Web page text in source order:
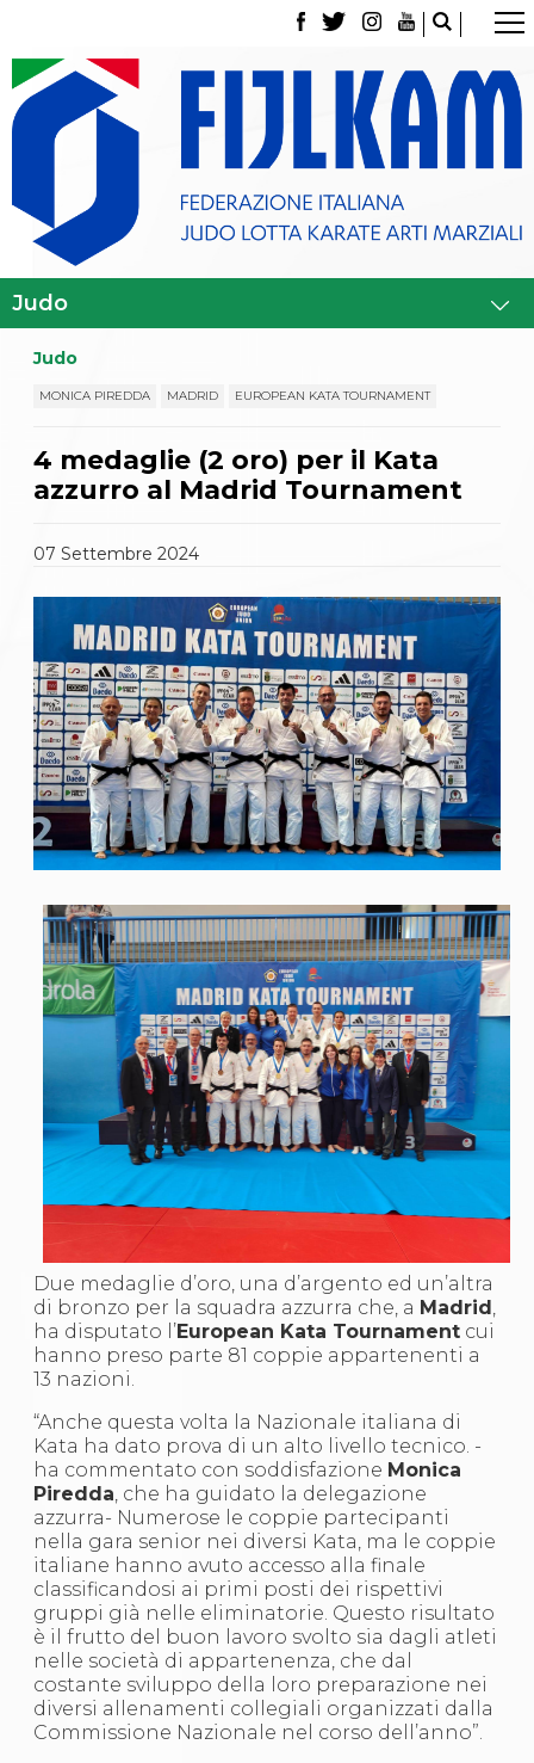
La Federazione
Tesseramento
Contatti
Norme e modulistica Affiliazioni e Tesseramenti
Classifica Società Sportive con più di 100 atleti
tesserati
Giustizia Sportiva
Partners
La disciplina
News
Lotta
La disciplina
News
Gare e Risultati
Attività Didattica
Albi Federali
Karate
La disciplina
News
Gare e Risultati
Attività Didattica
Albi Federali
Aikido
Ju Jitsu
Sumo
Capoeira
Grappling
BJJ
Pancrazio/Pankration
S'istrumpa
News
Calendario Attività
Difesa Personale MGA
News
Mappa del sito
Cerca
Contatti
News
Cookies Accept
Newsletter
Webinar
Corsi Monotematici
Corsi di Specializzazione
Corsi FIJLKAM-FISDIR
Corsi Preparatore Fisico
Edutraining class - Didattica infantile
Corso dirigenti sportivi
Corso Direttore di Gara
Abilitazioni
Sportello Fiscale
News
Modulistica
FAQ
Quesiti fiscali
Judo
MONICA PIREDDA MADRID EUROPEAN KATA TOURNAMENT
4 medaglie (2 oro) per il Kata
azzurro al Madrid Tournament
07Settembre2024
Due medaglie d’oro, una d’argento ed un’altra
di bronzo per la squadra azzurra che, a Madrid,
ha disputato l’European Kata Tournament cui
hanno preso parte 81 coppie appartenenti a
13 nazioni.
“Anche questa volta la Nazionale italiana di
Kata ha dato prova di un alto livello tecnico. -
ha commentato con soddisfazione Monica
Piredda, che ha guidato la delegazione
azzurra- Numerose le coppie partecipanti
nella gara senior nei diversi Kata, ma le coppie
italiane hanno avuto accesso alla finale
classificandosi ai primi posti dei rispettivi
gruppi già nelle eliminatorie. Questo risultato
è il frutto del buon lavoro svolto sia dagli atleti
nelle società di appartenenza, che dal
costante sviluppo della loro preparazione nei
diversi allenamenti collegiali organizzati dalla
Commissione Nazionale nel corso dell’anno”.